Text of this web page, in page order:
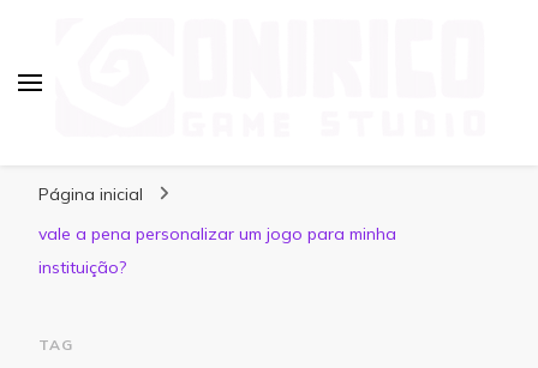
Página inicial
vale a pena personalizar um jogo para minha
instituição?
TAG